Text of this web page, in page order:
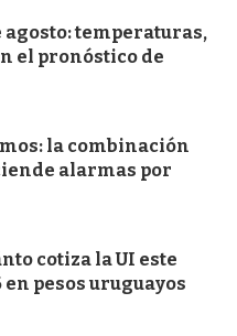
agosto: temperaturas,
el pronóstico de
la combinación
alarmas por
cotiza la UI este
en pesos uruguayos